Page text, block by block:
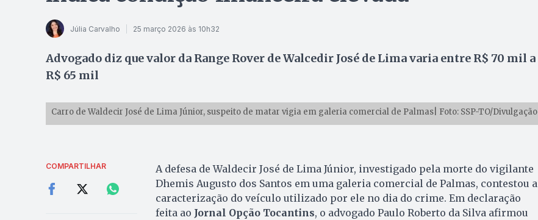
Júlia Carvalho 25 março 2026 às 10h32
Advogado diz que valor da Range Rover de Walcedir José de Lima varia entre R$ 70 mil a
R$ 65 mil
Carro de Waldecir José de Lima Júnior, suspeito de matar vigia em galeria comercial de Palmas| Foto: SSP-TO/Divulgação
COMPARTILHAR
A defesa de Waldecir José de Lima Júnior, investigado pela morte do vigilante
Dhemis Augusto dos Santos em uma galeria comercial de Palmas, contestou a
caracterização do veículo utilizado por ele no dia do crime. Em declaração
feita ao Jornal Opção Tocantins, o advogado Paulo Roberto da Silva afirmou